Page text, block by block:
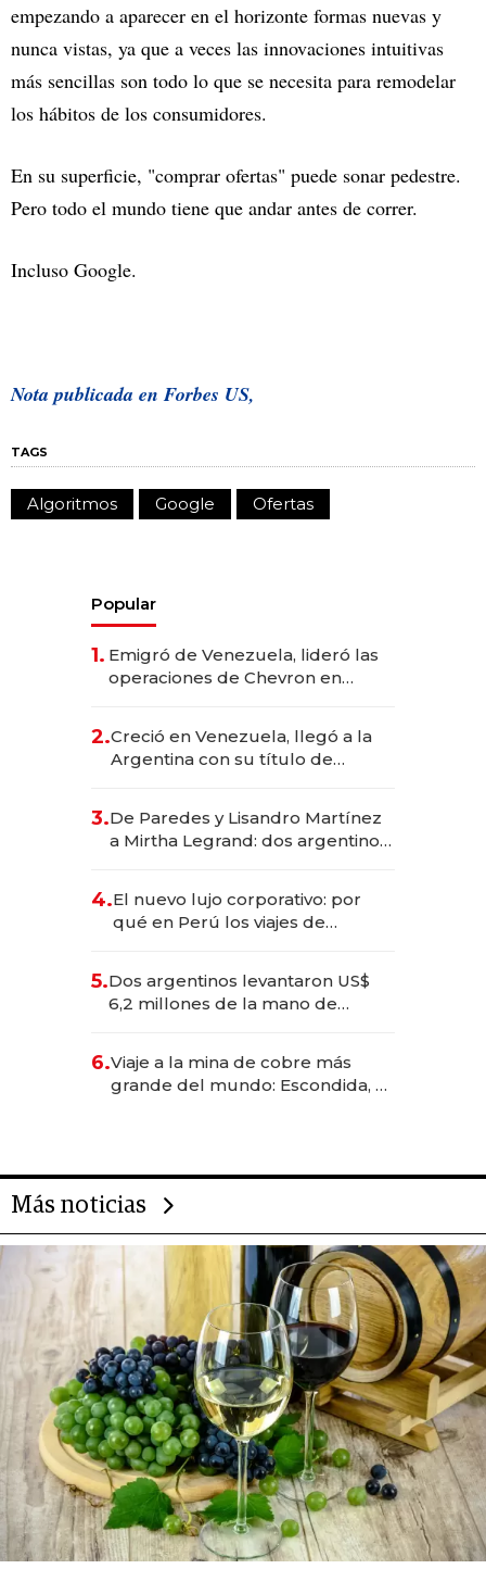
empezando a aparecer en el horizonte formas nuevas y
nunca vistas, ya que a veces las innovaciones intuitivas
más sencillas son todo lo que se necesita para remodelar
los hábitos de los consumidores.
En su superficie, "comprar ofertas" puede sonar pedestre.
Pero todo el mundo tiene que andar antes de correr.
Incluso Google.
Nota publicada en Forbes US,
TAGS
Algoritmos Google Ofertas
Popular
1. Emigró de Venezuela, lideró las
operaciones de Chevron en
2.Creció en Venezuela, llegó a la
Argentina con su título de
las marcas "fast premium"
3.De Paredes y Lisandro Martínez
a Mirtha Legrand: dos argentinos
4.El nuevo lujo corporativo: por
qué en Perú los viajes de
transformadoras
5.Dos argentinos levantaron US$
6,2 millones de la mano de
6.Viaje a la mina de cobre más
grande del mundo: Escondida, el
Más noticias